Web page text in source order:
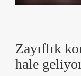
Zayıflık
hale